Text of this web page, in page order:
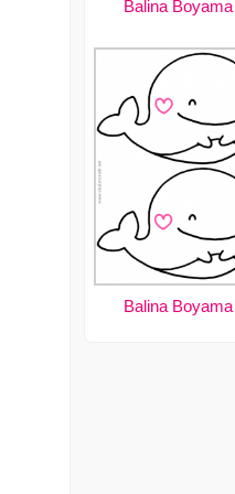
Balina Boyama
Balina Boyama